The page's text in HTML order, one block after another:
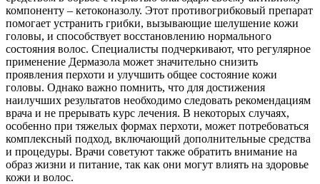
компоненту – кетоконазолу. Этот противогрибковый препарат
помогает устранить грибки, вызывающие шелушение кожи
головы, и способствует восстановлению нормального
состояния волос. Специалисты подчеркивают, что регулярное
применение Дермазола может значительно снизить
проявления перхоти и улучшить общее состояние кожи
головы. Однако важно помнить, что для достижения
наилучших результатов необходимо следовать рекомендациям
врача и не прерывать курс лечения. В некоторых случаях,
особенно при тяжелых формах перхоти, может потребоваться
комплексный подход, включающий дополнительные средства
и процедуры. Врачи советуют также обратить внимание на
образ жизни и питание, так как они могут влиять на здоровье
кожи и волос.